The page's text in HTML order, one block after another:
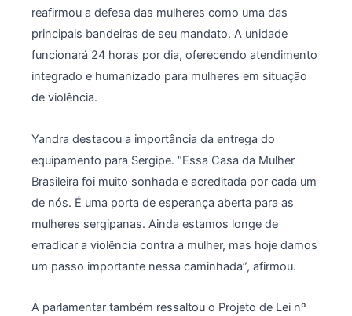
reafirmou a defesa das mulheres como uma das
principais bandeiras de seu mandato. A unidade
funcionará 24 horas por dia, oferecendo atendimento
integrado e humanizado para mulheres em situação
de violência.
Yandra destacou a importância da entrega do
equipamento para Sergipe. “Essa Casa da Mulher
Brasileira foi muito sonhada e acreditada por cada um
de nós. É uma porta de esperança aberta para as
mulheres sergipanas. Ainda estamos longe de
erradicar a violência contra a mulher, mas hoje damos
um passo importante nessa caminhada”, afirmou.
A parlamentar também ressaltou o Projeto de Lei nº